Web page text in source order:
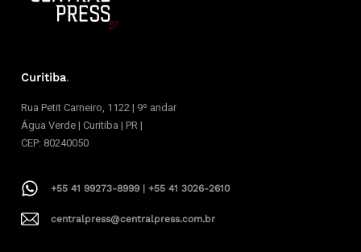
Curitiba.
Rua Petit Carneiro, 1122 | 9º andar
Água Verde | Curitiba | PR |
CEP: 80240050
+55 41 99273-8999 | +55 41 3026-2610
centralpress@centralpress.com.br